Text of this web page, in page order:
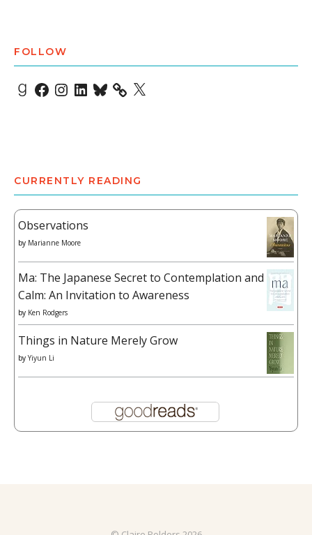
FOLLOW
Goodreads
Facebook
Instagram
LinkedIn
Bluesky X
CURRENTLY READING
Observations
by Marianne Moore
Ma: The Japanese Secret to Contemplation and
Calm: An Invitation to Awareness
by Ken Rodgers
Things in Nature Merely Grow
by Yiyun Li